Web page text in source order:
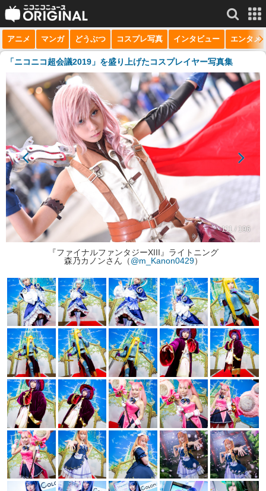
サービス一覧 もっと見る
niconico
動画
生放送
ニュース
チャンネル
マンガ
ニコニコQ
アニメ マンガ どうぶつ コスプレ写真 インタビュー エンタメ
「ニコニコ超会議2019」を盛り上げたコスプレイヤー写真集
111 / 196
『ファイナルファンタジーXIII』ライトニング
森乃カノンさん（@m_Kanon0429）